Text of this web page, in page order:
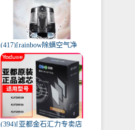
(417)[rainbow除螨空气净
化,氧吧]美国原装进口水过
滤RAINBOW空气月销量0
件仅售31920元
(394)[亚都金石汇力专卖店